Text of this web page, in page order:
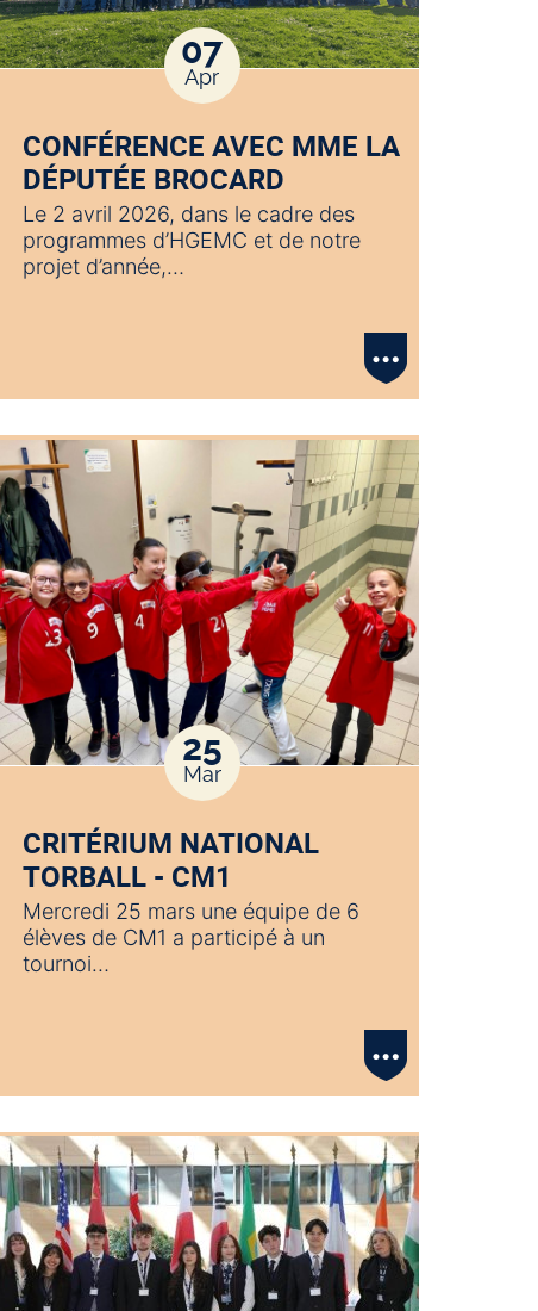
07
Apr
CONFÉRENCE AVEC MME LA
DÉPUTÉE BROCARD
Le 2 avril 2026, dans le cadre des
programmes d’HGEMC et de notre
projet d’année,…
25
Mar
CRITÉRIUM NATIONAL
TORBALL - CM1
Mercredi 25 mars une équipe de 6
élèves de CM1 a participé à un
tournoi…